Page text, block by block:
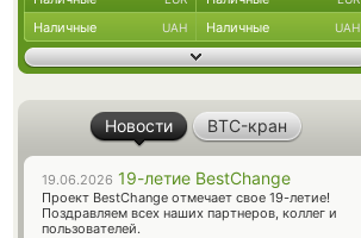
Наличные UAH Наличные UAH
Новости BTC-кран
19.06.2026 19-летие BestChange
Проект BestChange отмечает свое 19-летие!
Поздравляем всех наших партнеров, коллег и
пользователей.